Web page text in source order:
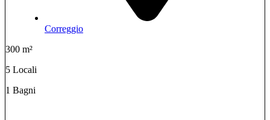
Correggio
300 m²
5 Locali
1 Bagni